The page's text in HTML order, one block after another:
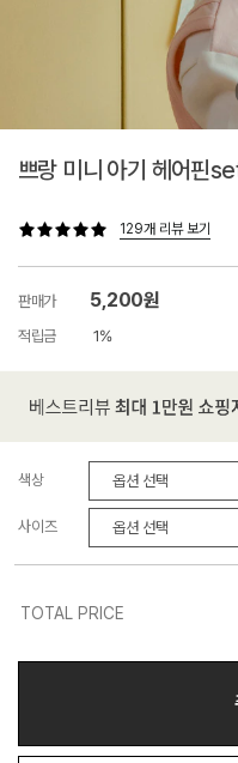
쁘랑 미니 아기 헤어핀
129개 리뷰 보기
판매가 5,200원
적립금 1%
색상
사이즈
TOTAL PRICE